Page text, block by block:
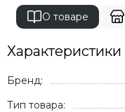
О товаре
Характеристики
Бренд:
Тип товара: